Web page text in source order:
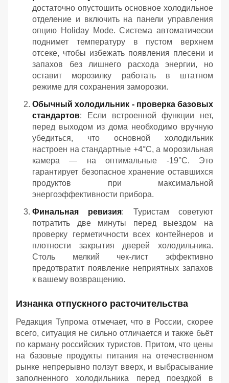
достаточно опустошить основное холодильное
отделение и включить на панели управления
опцию Holiday Mode. Система автоматически
поднимет температуру в пустом верхнем
отсеке, чтобы избежать появления плесени и
запахов без лишнего расхода энергии, но
оставит морозилку работать в штатном
режиме для сохранения заморозки.
Обычный холодильник - проверка базовых
стандартов: Если встроенной функции нет,
перед выходом из дома необходимо вручную
убедиться, что основной холодильник
настроен на стандартные +4°C, а морозильная
камера — на оптимальные -19°C. Это
гарантирует безопасное хранение оставшихся
продуктов при максимальной
энергоэффективности прибора.
Финальная ревизия: Туристам советуют
потратить две минуты перед выездом на
проверку герметичности всех контейнеров и
плотности закрытия дверей холодильника.
Столь мелкий чек-лист эффективно
предотвратит появление неприятных запахов
к вашему возвращению.
Изнанка отпускного расточительства
Редакция Тупрома отмечает, что в России, скорее
всего, ситуация не сильно отличается и также бьёт
по карману российских туристов. Притом, что цены
на базовые продукты питания на отечественном
рынке непрерывно ползут вверх, и выбрасывание
заполненного холодильника перед поездкой в